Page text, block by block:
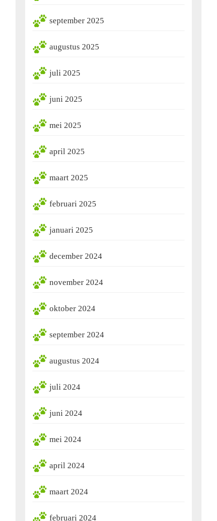
september 2025
augustus 2025
juli 2025
juni 2025
mei 2025
april 2025
maart 2025
februari 2025
januari 2025
december 2024
november 2024
oktober 2024
september 2024
augustus 2024
juli 2024
juni 2024
mei 2024
april 2024
maart 2024
februari 2024